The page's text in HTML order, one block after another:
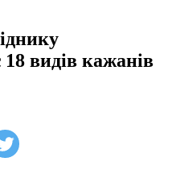
видів кажанів